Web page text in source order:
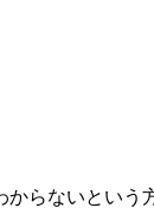
らないという